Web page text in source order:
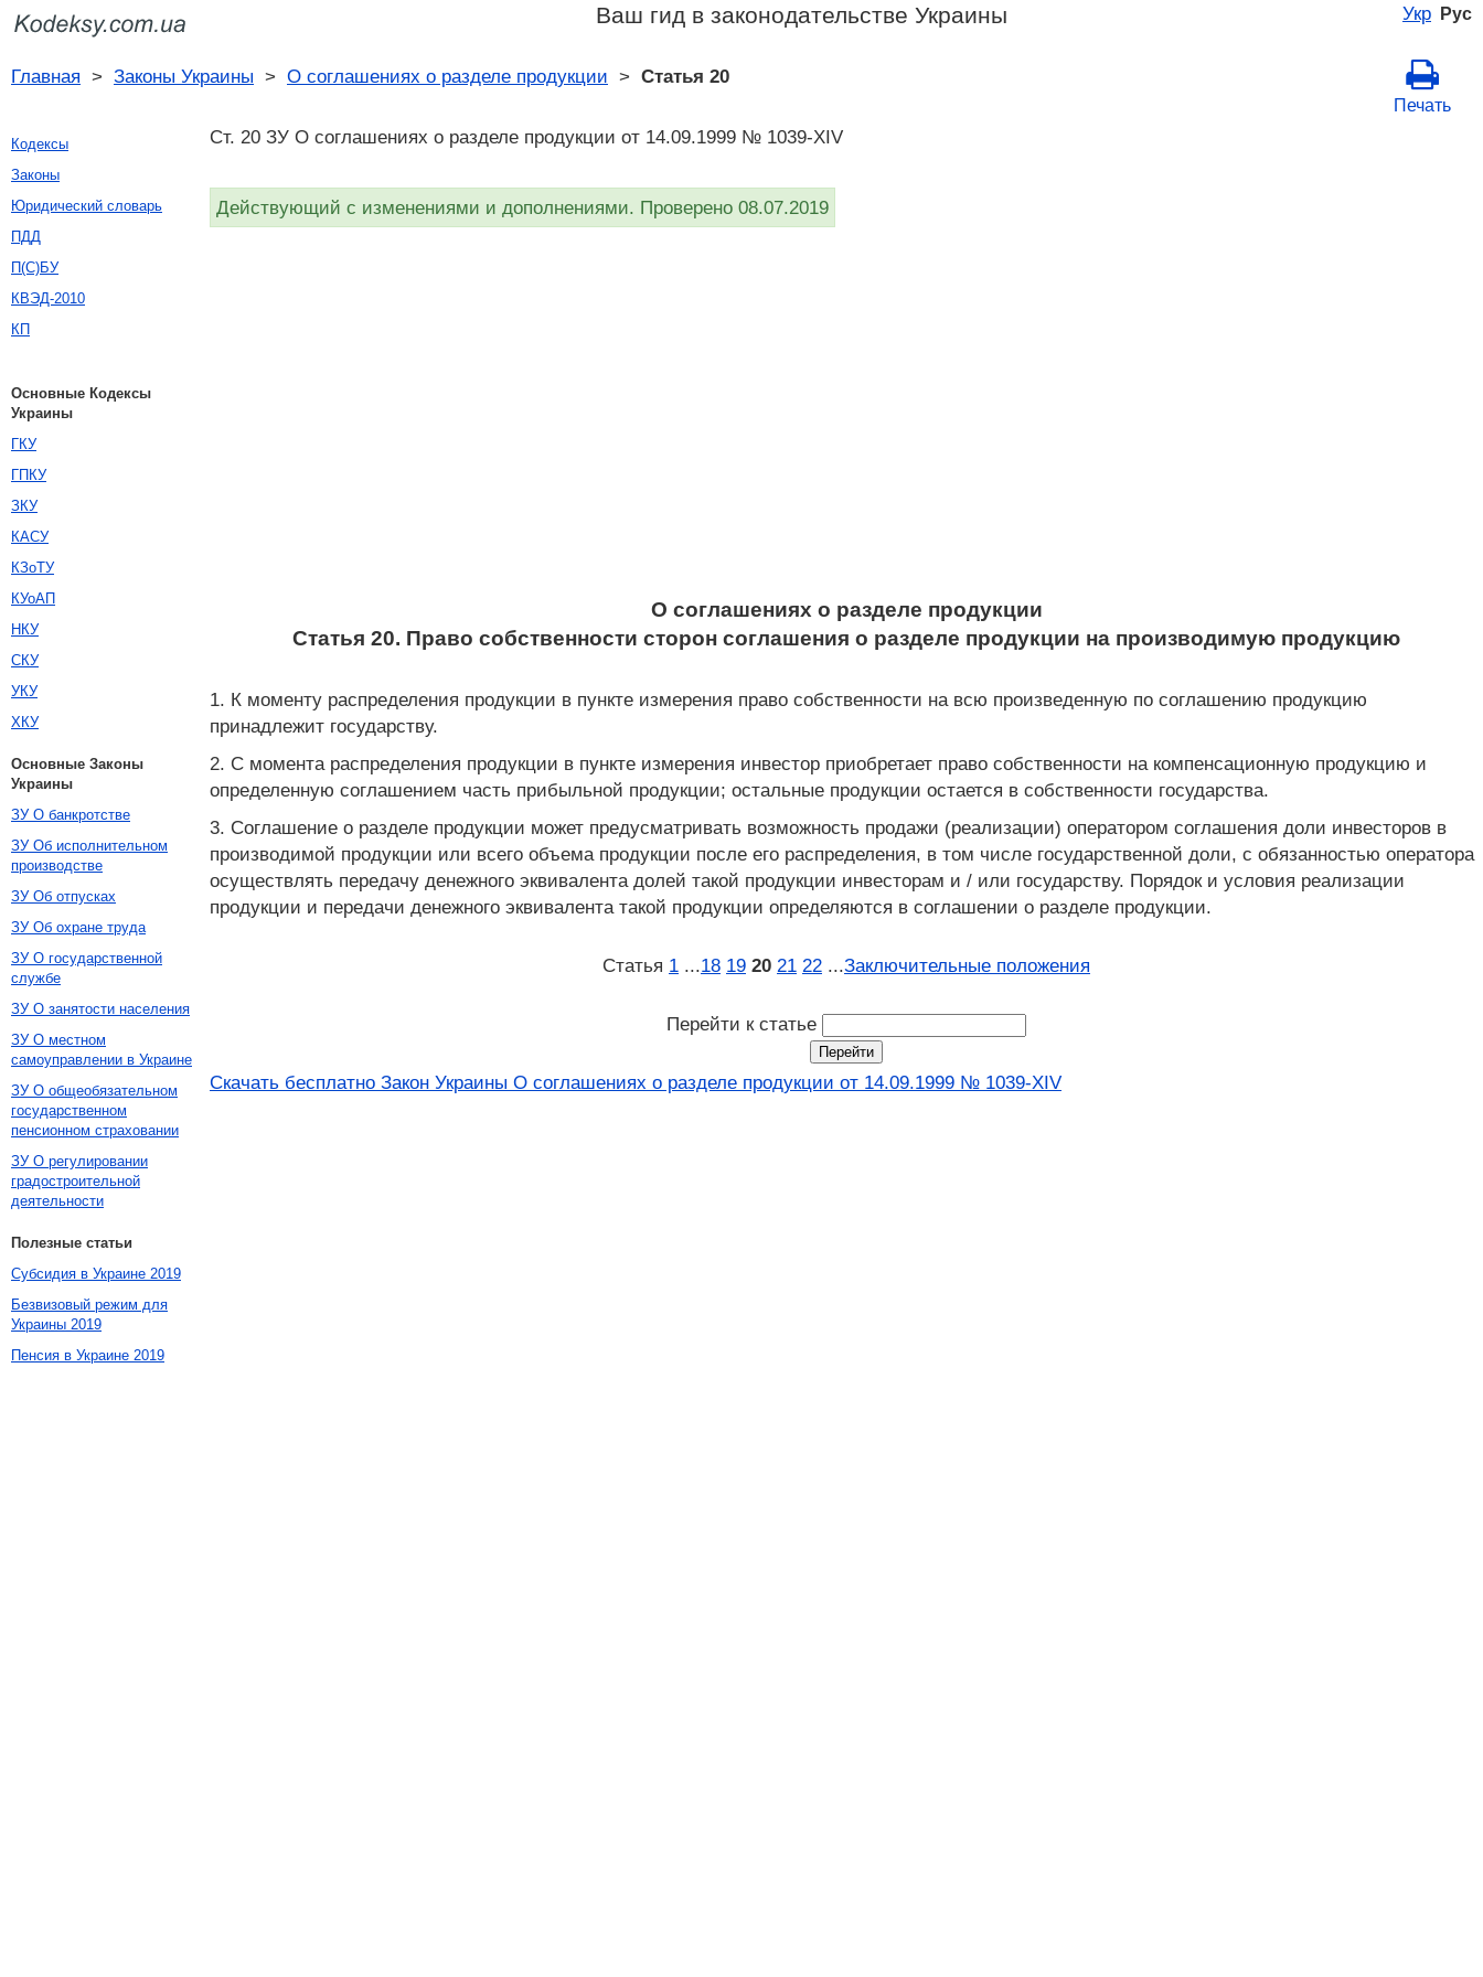
Укр Рус
Ваш гид в законодательстве Украины
Главная > Законы Украины > О соглашениях о разделе продукции > Статья 20
Печать
Ст. 20 ЗУ О соглашениях о разделе продукции от 14.09.1999 № 1039-XIV
Действующий с изменениями и дополнениями. Проверено 08.07.2019
О соглашениях о разделе продукции
Статья 20. Право собственности сторон соглашения о разделе продукции на производимую продукцию
1. К моменту распределения продукции в пункте измерения право собственности на всю произведенную по соглашению продукцию
принадлежит государству.
2. С момента распределения продукции в пункте измерения инвестор приобретает право собственности на компенсационную продукцию и
определенную соглашением часть прибыльной продукции; остальные продукции остается в собственности государства.
3. Соглашение о разделе продукции может предусматривать возможность продажи (реализации) оператором соглашения доли инвесторов в
производимой продукции или всего объема продукции после его распределения, в том числе государственной доли, с обязанностью оператора
осуществлять передачу денежного эквивалента долей такой продукции инвесторам и / или государству. Порядок и условия реализации
продукции и передачи денежного эквивалента такой продукции определяются в соглашении о разделе продукции.
Статья 1 ...18 19 20 21 22 ...Заключительные положения
Перейти к статье
Скачать бесплатно Закон Украины О соглашениях о разделе продукции от 14.09.1999 № 1039-XIV
Кодексы
Законы
Юридический словарь
ПДД
П(С)БУ
КВЭД-2010
КП
Основные Кодексы
Украины
ГКУ
ГПКУ
ЗКУ
КАСУ
КЗоТУ
КУоАП
НКУ
СКУ
УКУ
ХКУ
Основные Законы
Украины
ЗУ О банкротстве
ЗУ Об исполнительном
производстве
ЗУ Об отпусках
ЗУ Об охране труда
ЗУ О государственной
службе
ЗУ О занятости населения
ЗУ О местном
самоуправлении в Украине
ЗУ О общеобязательном
государственном
пенсионном страховании
ЗУ О регулировании
градостроительной
деятельности
Полезные статьи
Субсидия в Украине 2019
Безвизовый режим для
Украины 2019
Пенсия в Украине 2019